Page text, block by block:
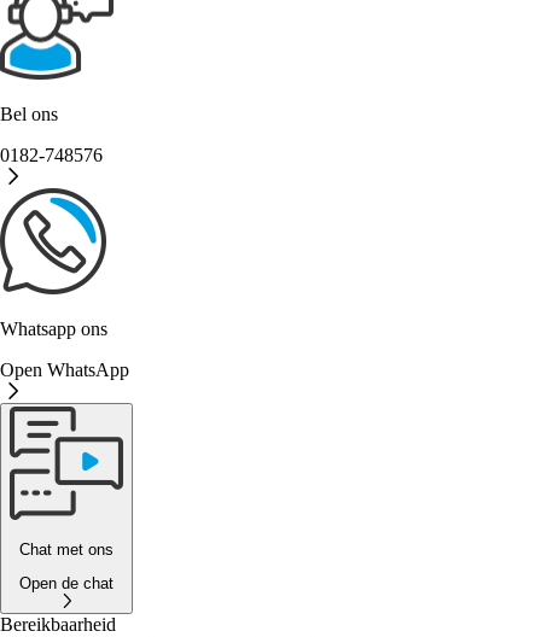
Bel ons
0182-748576
Whatsapp ons
Open WhatsApp
Chat met ons
Open de chat
Bereikbaarheid